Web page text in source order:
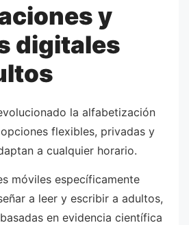
y
digitales
la alfabetización
flexibles, privadas y
a cualquier horario.
móviles específicamente
a leer y escribir a adultos,
en evidencia científica